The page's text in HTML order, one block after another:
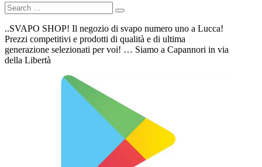
..SVAPO SHOP! Il negozio di svapo numero uno a Lucca!
Prezzi competitivi e prodotti di qualità e di ultima
generazione selezionati per voi! … Siamo a Capannori in via
della Libertà